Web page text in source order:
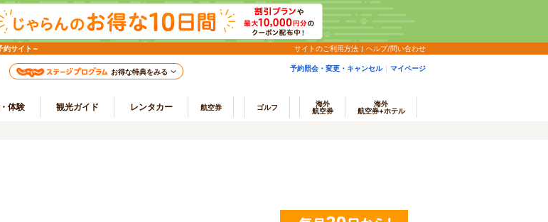
約サイト～ サイトのご利用方法 ヘルプ/問い合わせ
お得な特典をみる 予約照会・変更・キャンセル マイページ
体験 観光ガイド レンタカー 航空券 ゴルフ
海外
航空券
海外
航空券+ホテル